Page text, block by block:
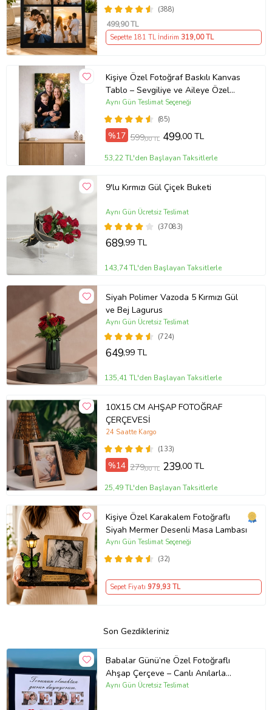
(388)
499,90 TL
Sepette 181 TL İndirim 319,00 TL
Kişiye Özel Fotoğraf Baskılı Kanvas
Tablo – Sevgiliye ve Aileye Özel
Hediye (ÇokluRenk)
(85)
Aynı Gün Teslimat Seçeneği
%17 599,00 TL 499,00 TL
53,22 TL'den Başlayan Taksitlerle
9'lu Kırmızı Gül Çiçek Buketi
(37083)
Aynı Gün Ücretsiz Teslimat
689,99 TL
143,74 TL'den Başlayan Taksitlerle
Siyah Polimer Vazoda 5 Kırmızı Gül
ve Bej Lagurus
(724)
Aynı Gün Ücretsiz Teslimat
649,99 TL
135,41 TL'den Başlayan Taksitlerle
10X15 CM AHŞAP FOTOĞRAF
ÇERÇEVESİ
(133)
24 Saatte Kargo
%14 279,00 TL 239,00 TL
25,49 TL'den Başlayan Taksitlerle
Kişiye Özel Karakalem Fotoğraflı
Siyah Mermer Desenli Masa Lambası
(32)
Aynı Gün Teslimat Seçeneği
Sepet Fiyatı 979,93 TL
Son Gezdikleriniz
Babalar Günü’ne Özel Fotoğraflı
Ahşap Çerçeve – Canlı Anılarla
Sevginizi Ölümsüzleştirin!
Aynı Gün Ücretsiz Teslimat